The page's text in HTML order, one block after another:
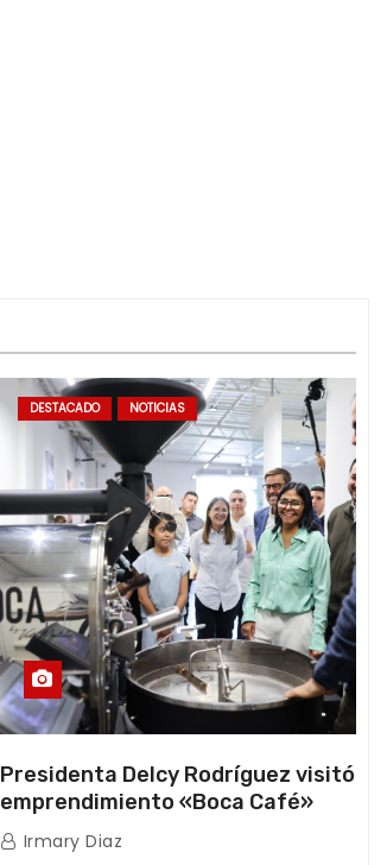
DESTACADO NOTICIAS
Presidenta Delcy Rodríguez visitó
emprendimiento «Boca Café»
que impulsa la producción
nacional hacia mercados
Irmary Diaz